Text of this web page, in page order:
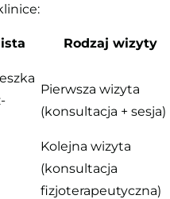
Rodzaj wizyty
Pierwsza wizyta
(konsultacja + sesja)
Kolejna wizyta
(konsultacja
fizjoterapeutyczna)